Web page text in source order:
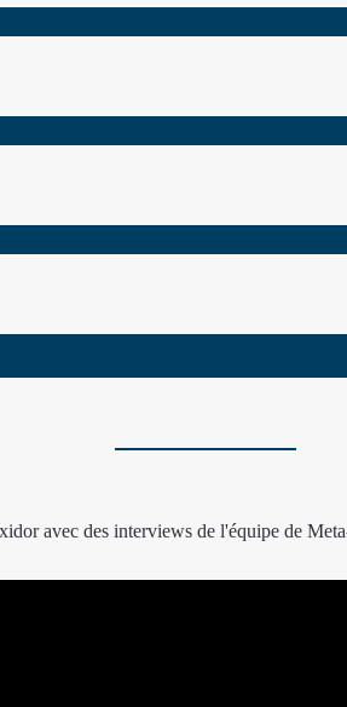
avec des interviews de l'équipe de